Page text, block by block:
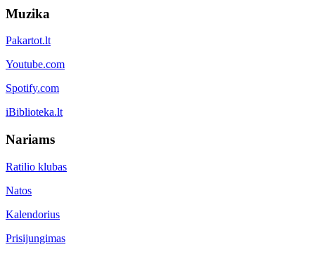
Muzika
Pakartot.lt
Youtube.com
Spotify.com
iBiblioteka.lt
Nariams
Ratilio klubas
Natos
Kalendorius
Prisijungimas